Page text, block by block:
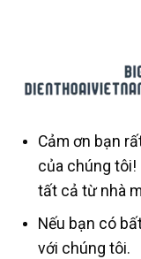
Cảm ơn bạn
của chúng
tất cả từ nhà
Nếu bạn có
với chúng tôi.